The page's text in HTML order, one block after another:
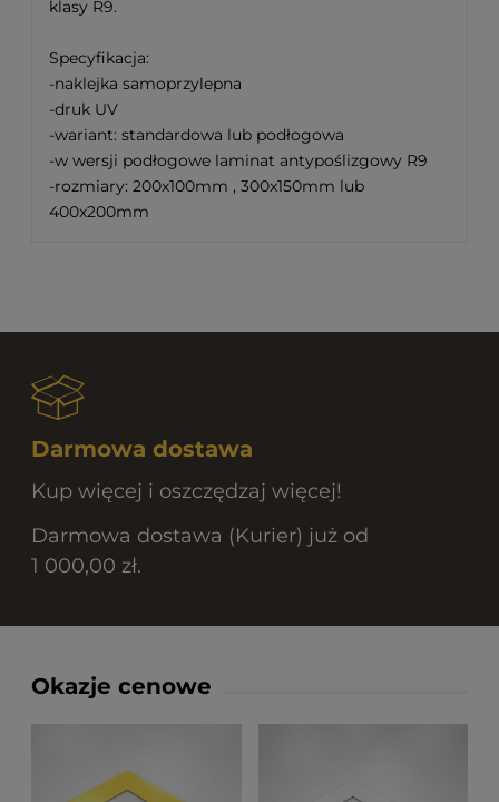
klasy R9.
Specyfikacja:
-naklejka samoprzylepna
-druk UV
-wariant: standardowa lub podłogowa
-w wersji podłogowe laminat antypoślizgowy R9
-rozmiary: 200x100mm , 300x150mm lub
400x200mm
Darmowa dostawa
Kup więcej i oszczędzaj więcej!
Darmowa dostawa (Kurier) już od
1 000,00 zł.
Okazje cenowe